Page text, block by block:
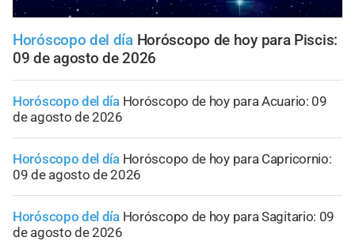
Horóscopo del día Horóscopo de hoy para Piscis:
09 de agosto de 2026
Horóscopo del día Horóscopo de hoy para Acuario: 09
de agosto de 2026
Horóscopo del día Horóscopo de hoy para Capricornio:
09 de agosto de 2026
Horóscopo del día Horóscopo de hoy para Sagitario: 09
de agosto de 2026